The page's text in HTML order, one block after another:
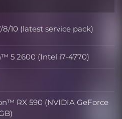
10 (latest service pack)
5 2600 (Intel i7-4770)
RX 590 (NVIDIA GeForce